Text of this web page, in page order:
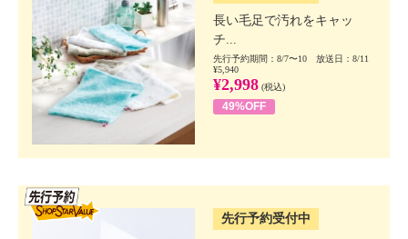
長い毛足で汚れをキャッ
チ...
先行予約期間：8/7〜10 放送日：8/11
¥5,940
¥2,998 (税込)
49%OFF
先行予約受付中